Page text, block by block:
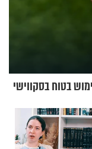
בטוח בסקווישי